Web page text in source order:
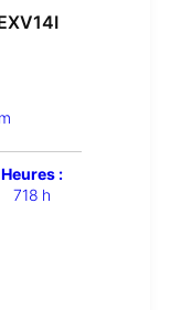
Heures :
718 h